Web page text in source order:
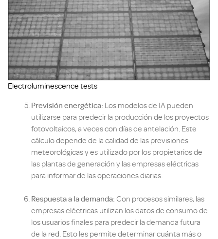
Electroluminescence tests
Previsión energética: Los modelos de IA pueden
utilizarse para predecir la producción de los proyectos
fotovoltaicos, a veces con días de antelación. Este
cálculo depende de la calidad de las previsiones
meteorológicas y es utilizado por los propietarios de
las plantas de generación y las empresas eléctricas
para informar de las operaciones diarias.
Respuesta a la demanda: Con procesos similares, las
empresas eléctricas utilizan los datos de consumo de
los usuarios finales para predecir la demanda futura
de la red. Esto les permite determinar cuánta más o